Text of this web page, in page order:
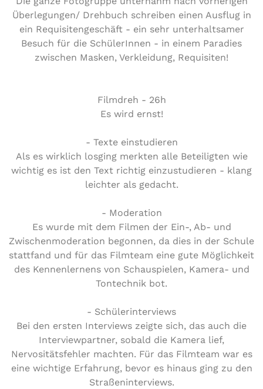
Überlegungen/ Drehbuch schreiben einen Ausflug in
ein Requisitengeschäft - ein sehr unterhaltsamer
Besuch für die SchülerInnen - in einem Paradies
zwischen Masken, Verkleidung, Requisiten!
Filmdreh - 26h
Es wird ernst!
- Texte einstudieren
Als es wirklich losging merkten alle Beteiligten wie
wichtig es ist den Text richtig einzustudieren - klang
leichter als gedacht.
- Moderation
Es wurde mit dem Filmen der Ein-, Ab- und
Zwischenmoderation begonnen, da dies in der Schule
stattfand und für das Filmteam eine gute Möglichkeit
des Kennenlernens von Schauspielen, Kamera- und
Tontechnik bot.
- Schülerinterviews
Bei den ersten Interviews zeigte sich, das auch die
Interviewpartner, sobald die Kamera lief,
Nervositätsfehler machten. Für das Filmteam war es
eine wichtige Erfahrung, bevor es hinaus ging zu den
Straßeninterviews.